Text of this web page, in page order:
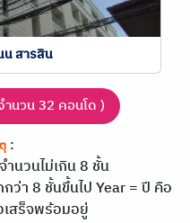
น สารสิน
นวน 32 คอนโด )
:
นวนไม่เกิน 8 ชั้น
ว่า 8 ชั้นขึ้นไปYear = ปี คือ
สร็จพร้อมอยู่